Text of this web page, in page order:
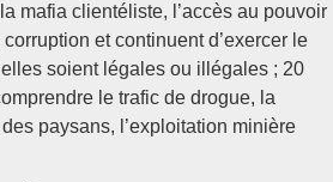
mafia clientéliste, l’accès au pouvoir
et continuent d’exercer le
soient légales ou illégales ; 20
le trafic de drogue, la
paysans, l’exploitation minière